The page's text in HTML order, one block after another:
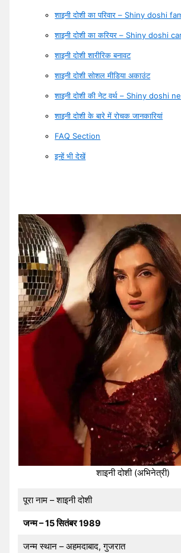
शाइनी दोशी का परिवार – Shiny doshi
शाइनी दोशी का करियर – Shiny doshi
शाइनी दोशी शारीरिक बनावट
शाइनी दोशी सोशल मीडिया अकाउंट
शाइनी दोशी की नेट वर्थ – Shiny doshi
शाइनी दोशी के बारे में रोचक जानकारियां
FAQ Section
इन्हें भी देखें
शाइनी दोशी (अभिनेत्री)
पूरा नाम – शाइनी दोशी
जन्म – 15 सितंबर 1989
जन्म स्थान – अहमदाबाद, गुजरात